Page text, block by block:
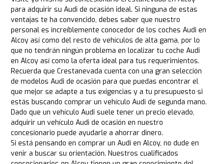
para adquirir su Audi de ocasión ideal. Si ninguna de estas
ventajas te ha convencido, debes saber que nuestro
personal es increíblemente conocedor de los coches Audi en
Alcoy así como del resto de vehículos de alta gama, por lo
que no tendrán ningún problema en localizar tu coche Audi
en Alcoy así como la oferta ideal para tus requerimientos.
Recuerda que Crestanevada cuenta con una gran selección
de modelos Audi de ocasión para que puedas encontrar el
que mejor se adapte a tus exigencias y a tu presupuesto si
estás buscando comprar un vehículo Audi de segunda mano.
Dado que un vehículo Audi suele tener un precio elevado,
adquirir un vehículo Audi de ocasión en nuestro
concesionario puede ayudarle a ahorrar dinero.
Si está pensando en comprar un Audi en Alcoy, no dude en
venir a buscar su orientación. Nuestros cualificados